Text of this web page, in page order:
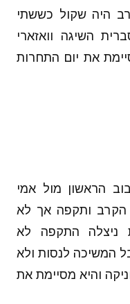
היה שקול כששתי
השיגה וואזארי
תמנע מסיימת את יום התחרות
הראשון מול אמי
הקרב ותקפה אך לא
ניצלה התקפה לא
המשיכה לנסות ולא
והיא מסיימת את